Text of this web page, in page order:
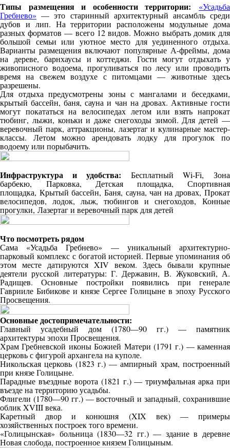
Типы размещения и особенности территории:
«Усадьба
Гребнево» — это старинный архитектурный ансамбль среди
дубов и лип. На территории расположены модульные дома
разных форматов — всего 12 видов. Можно выбрать домик для
большой семьи или уютное место для уединенного отдыха.
Варианты размещения включают популярные А-фреймы, дома
на дереве, барнхаусы и коттеджи. Гости могут отдыхать у
живописного водоема, прогуливаться по лесу или проводить
время на свежем воздухе с питомцами — животные здесь
разрешены.
Для отдыха предусмотрены зоны с мангалами и беседками,
крытый бассейн, баня, сауна и чан на дровах. Активные гости
могут покататься на велосипедах летом или взять напрокат
тюбинг, лыжи, коньки и даже снегоходы зимой. Для детей —
веревочный парк, аттракционы, лазертаг и кулинарные мастер-
классы. Летом можно арендовать лодку для прогулок по
водоему или порыбачить.
Инфраструктура и удобства: Бесплатный Wi-Fi, Зона
барбекю, Парковка, Детская площадка, Спортивная
площадка, Крытый бассейн, Баня, сауна, чан на дровах, Прокат
велосипедов, лодок, лыж, тюбингов и снегоходов, Конные
прогулки, Лазертаг и веревочный парк для детей
Что посмотреть рядом
Сама «Усадьба Гребнево» — уникальный архитектурно-
парковый комплекс с богатой историей. Первые упоминания об
этом месте датируются XIV веком. Здесь бывали крупные
деятели русской литературы: Г. Державин, В. Жуковский, А.
Радищев. Основные постройки появились при генерале
Гаврииле Бибикове и князе Сергее Голицыне в эпоху Русского
Просвещения.
Основные достопримечательности:
Главный усадебный дом (1780—90 гг.) — памятник
архитектуры эпохи Просвещения.
Храм Гребневской иконы Божией Матери (1791 г.) — каменная
церковь с фигурой архангела на куполе.
Никольская церковь (1823 г.) — ампирный храм, построенный
при князе Голицыне.
Парадные въездные ворота (1821 г.) — триумфальная арка при
въезде на территорию усадьбы.
Флигели (1780—90 гг.) — восточный и западный, сохранившие
облик XVIII века.
Каретный двор и конюшня (XIX век) — примеры
хозяйственных построек того времени.
«Голицынская» больница (1830—32 гг.) — здание в деревне
Новая слобода, построенное князем Голицыным.